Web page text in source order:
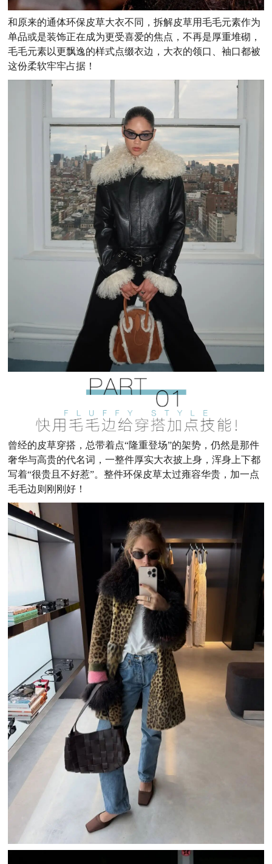
和原来的通体环保皮草大衣不同，拆解皮草用毛毛元素作为
单品或是装饰正在成为更受喜爱的焦点，不再是厚重堆砌，
毛毛元素以更飘逸的样式点缀衣边，大衣的领口、袖口都被
这份柔软牢牢占据！
曾经的皮草穿搭，总带着点“隆重登场”的架势，仍然是那件
奢华与高贵的代名词，一整件厚实大衣披上身，浑身上下都
写着“很贵且不好惹”。整件环保皮草太过雍容华贵，加一点
毛毛边则刚刚好！